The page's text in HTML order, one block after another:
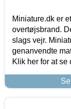
Miniature.dk er
overtøjsbrand.
slags vejr.
genanvendte
Klik her for at se